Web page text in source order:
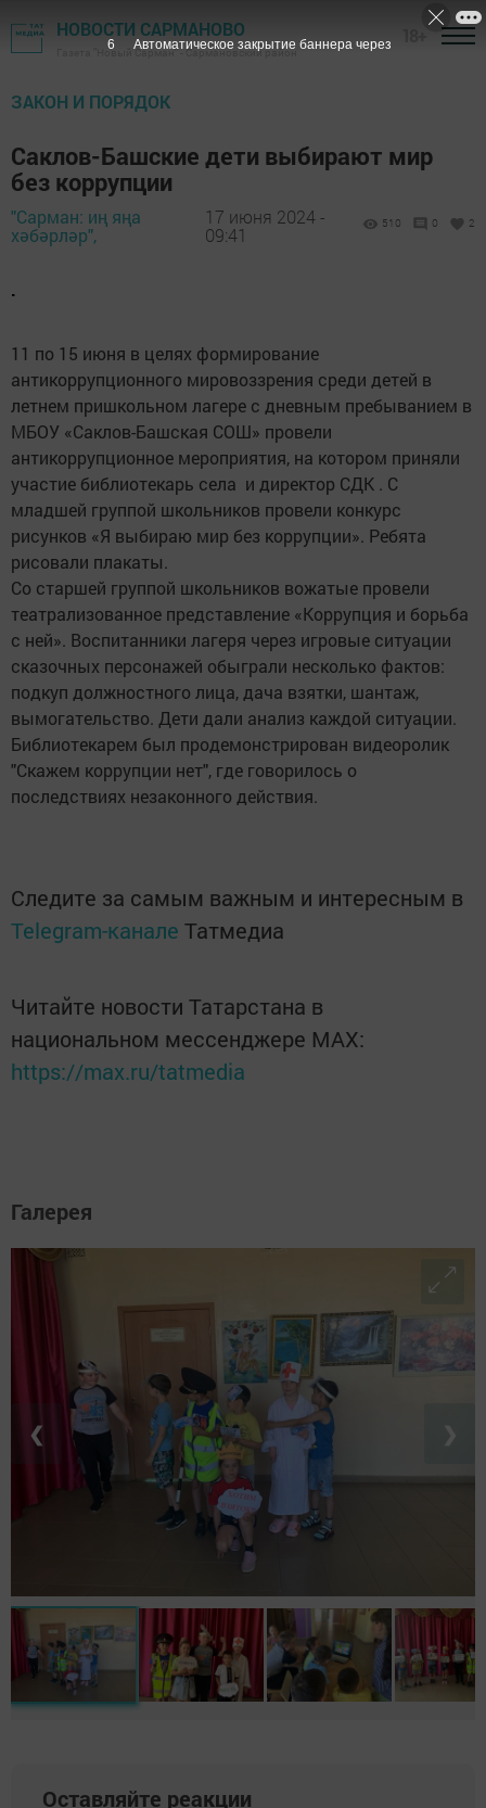
НОВОСТИ САРМАНОВО
Газета "Новый Сарман" - Сармановский район
ЗАКОН И ПОРЯДОК
Саклов-Башские дети выбирают мир
без коррупции
"Сарман: иң яңа
хәбәрләр",
17 июня 2024 -
09:41
510 0 2
.
11 по 15 июня в целях формирование
антикоррупционного мировоззрения среди детей в
летнем пришкольном лагере с дневным пребыванием в
МБОУ «Саклов-Башская СОШ» провели
антикоррупционное мероприятия, на котором приняли
участие библиотекарь села и директор СДК . С
младшей группой школьников провели конкурс
рисунков «Я выбираю мир без коррупции». Ребята
рисовали плакаты.
Со старшей группой школьников вожатые провели
театрализованное представление «Коррупция и борьба
с ней». Воспитанники лагеря через игровые ситуации
сказочных персонажей обыграли несколько фактов:
подкуп должностного лица, дача взятки, шантаж,
вымогательство. Дети дали анализ каждой ситуации.
Библиотекарем был продемонстрирован видеоролик
"Скажем коррупции нет", где говорилось о
последствиях незаконного действия.
Следите за самым важным и интересным в
Telegram-канале Татмедиа
Читайте новости Татарстана в
национальном мессенджере MАХ:
https://max.ru/tatmedia
Галерея
❮ ❯
Оставляйте реакции
5 Автоматическое закрытие баннера через